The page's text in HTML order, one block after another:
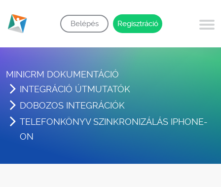
Belépés Regisztráció
MINICRM DOKUMENTÁCIÓ
INTEGRÁCIÓ ÚTMUTATÓK
DOBOZOS INTEGRÁCIÓK
TELEFONKÖNYV SZINKRONIZÁLÁS IPHONE-
ON